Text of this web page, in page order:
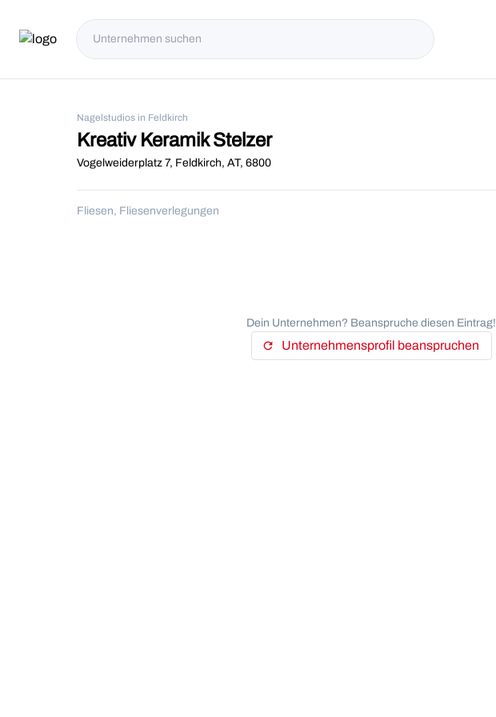
Nagelstudios in Feldkirch
Kreativ Keramik Stelzer
Vogelweiderplatz 7, Feldkirch, AT, 6800
Fliesen, Fliesenverlegungen
Dein Unternehmen? Beanspruche diesen Eintrag!
refresh Unternehmensprofil beanspruchen